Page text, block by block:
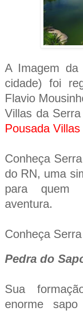
A Imagem da
cidade) foi
Flavio
Villas da Serra
Pousada
Conheça
do RN, uma
para quem
aventura.
Conheça
Pedra do
Sua
enorme